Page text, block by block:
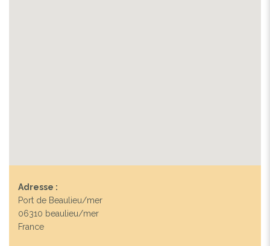
Adresse :
Port de Beaulieu/mer
06310 beaulieu/mer
France